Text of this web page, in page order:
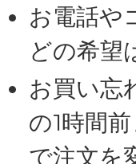
お電話や
どの希望
お買い忘
の1時間
で注文を